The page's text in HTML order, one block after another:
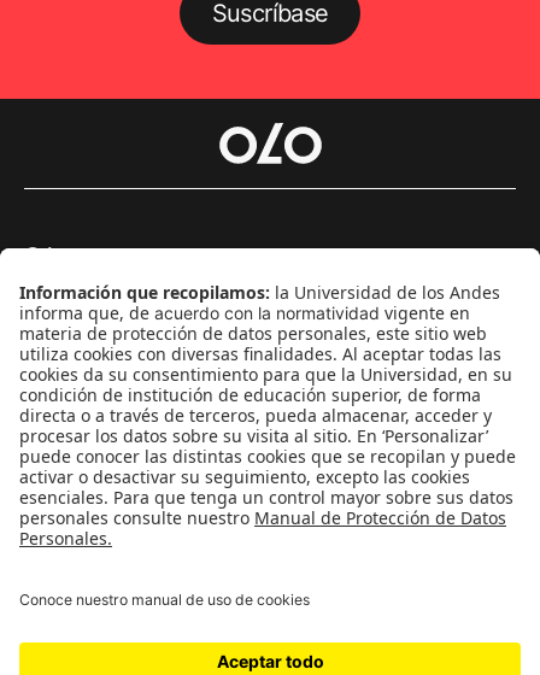
Suscríbase
Género
Política
Cultura
Medio ambiente
Medios y periodismo
Ciudad
Movilización social
Ediciones especiales